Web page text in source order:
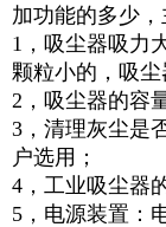
加功能的多少
1，吸尘器吸力
颗粒小的，吸
2，吸尘器的容
3，清理灰尘是
户选用；
4，工业吸尘器
5，电源装置：